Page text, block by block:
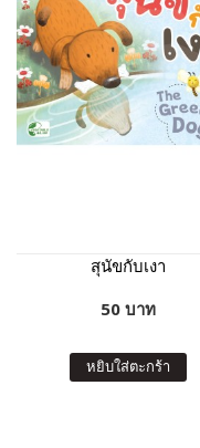
สุนัขกับเงา
50 บาท
หยิบใส่ตะกร้า